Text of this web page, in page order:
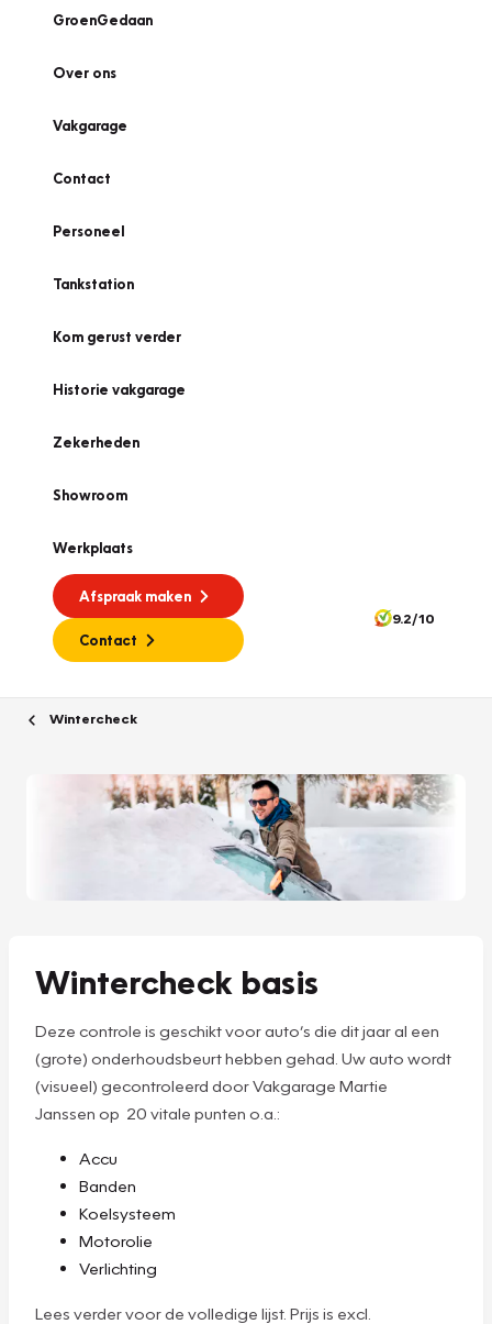
GroenGedaan
Over ons
Vakgarage
Contact
Personeel
Tankstation
Kom gerust verder
Historie vakgarage
Zekerheden
Showroom
Werkplaats
Afspraak maken
Contact
9.2/10
Wintercheck
Wintercheck basis
Deze controle is geschikt voor auto’s die dit jaar al een
(grote) onderhoudsbeurt hebben gehad. Uw auto wordt
(visueel) gecontroleerd door Vakgarage Martie
Janssen op 20 vitale punten o.a.:
Accu
Banden
Koelsysteem
Motorolie
Verlichting
Lees verder voor de volledige lijst. Prijs is excl.